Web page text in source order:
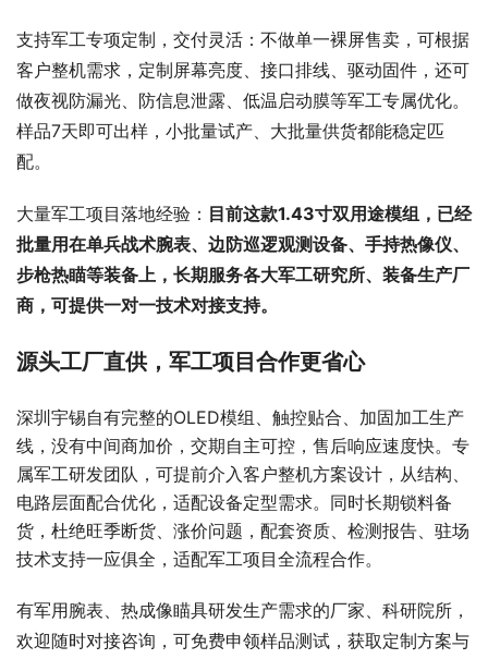
支持军工专项定制，交付灵活：不做单一裸屏售卖，可根据
客户整机需求，定制屏幕亮度、接口排线、驱动固件，还可
做夜视防漏光、防信息泄露、低温启动膜等军工专属优化。
样品7天即可出样，小批量试产、大批量供货都能稳定匹
配。
大量军工项目落地经验： 目前这款1.43寸双用途模组，已经
批量用在单兵战术腕表、边防巡逻观测设备、手持热像仪、
步枪热瞄等装备上，长期服务各大军工研究所、装备生产厂
商，可提供一对一技术对接支持。
源头工厂直供，军工项目合作更省心
深圳宇锡自有完整的OLED模组、触控贴合、加固加工生产
线，没有中间商加价，交期自主可控，售后响应速度快。专
属军工研发团队，可提前介入客户整机方案设计，从结构、
电路层面配合优化，适配设备定型需求。同时长期锁料备
货，杜绝旺季断货、涨价问题，配套资质、检测报告、驻场
技术支持一应俱全，适配军工项目全流程合作。
有军用腕表、热成像瞄具研发生产需求的厂家、科研院所，
欢迎随时对接咨询，可免费申领样品测试，获取定制方案与